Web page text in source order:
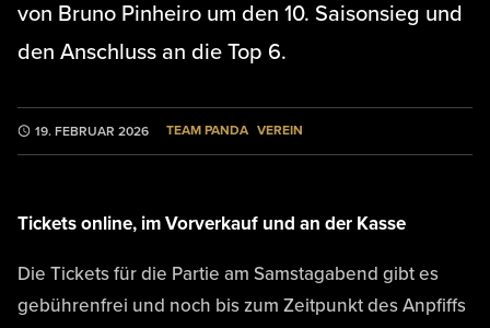
von Bruno Pinheiro um den 10. Saisonsieg und
den Anschluss an die Top 6.
19. FEBRUAR 2026 TEAM PANDA VEREIN
Tickets online, im Vorverkauf und an der Kasse
Die Tickets für die Partie am Samstagabend gibt es
gebührenfrei und noch bis zum Zeitpunkt des Anpfiffs